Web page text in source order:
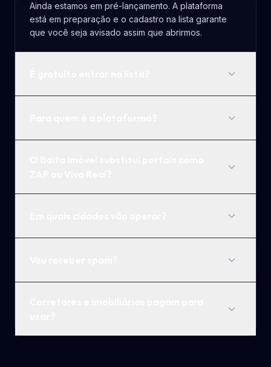
Ainda estamos em pré-lançamento. A plataforma
está em preparação e o cadastro na lista garante
que você seja avisado assim que abrirmos.